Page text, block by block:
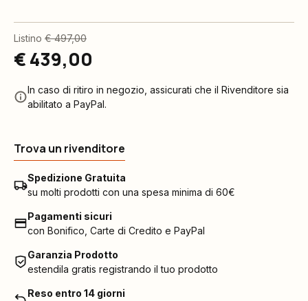
Listino € 497,00
€ 439,00
In caso di ritiro in negozio, assicurati che il Rivenditore sia
abilitato a PayPal.
Trova un rivenditore
Spedizione Gratuita
su molti prodotti con una spesa minima di 60€
Pagamenti sicuri
con Bonifico, Carte di Credito e PayPal
Garanzia Prodotto
estendila gratis registrando il tuo prodotto
Reso entro 14 giorni